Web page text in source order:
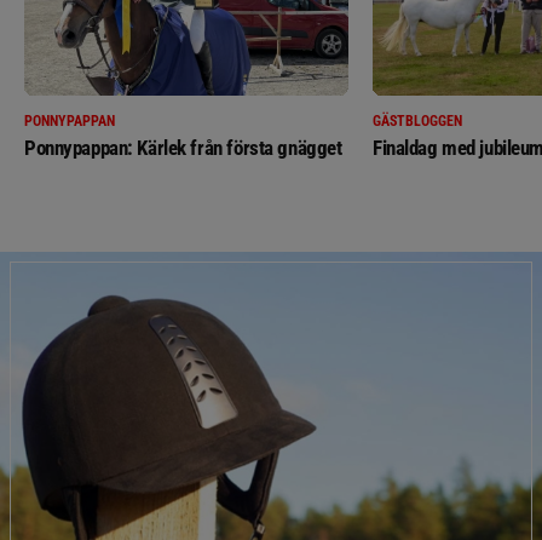
PONNYPAPPAN
Ponnypappan: Kärlek från första gnägget
GÄSTBLOGGEN
Finaldag med